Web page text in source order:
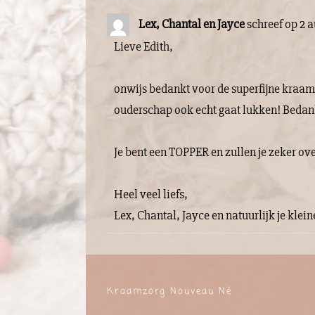
Lex, Chantal en Jayceschreef op2
Lieve Edith,
onwijs bedankt voor de superfijne
ouderschap ook echt gaat lukken!
Je bent een TOPPER en zullen je zeker
Heel veel liefs,
Lex, Chantal, Jayce en natuurlijk je
Kraamzorg Nouveau Né